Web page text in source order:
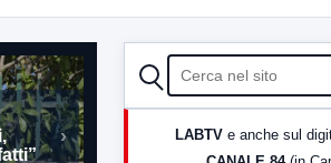
›
CERCA
LABTV e anche sul